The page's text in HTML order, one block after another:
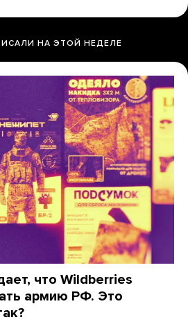
НА ЭТОЙ НЕДЕЛЕ
что Wildberries
армию РФ. Это